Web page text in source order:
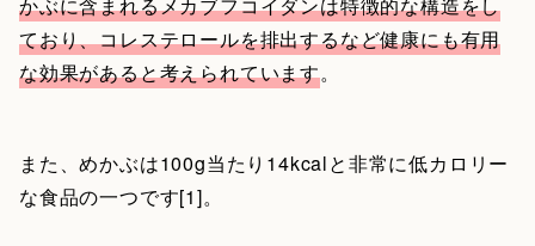
ており、コレステロールを排出するなど健康にも有用
な効果があると考えられています。
また、めかぶは100g当たり14kcalと非常に低カロリー
な食品の一つです[1]。